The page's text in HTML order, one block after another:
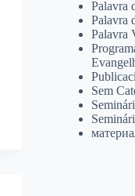
Palavra
Palavra
Palavra
Sem